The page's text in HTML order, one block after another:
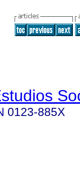
0123-885X